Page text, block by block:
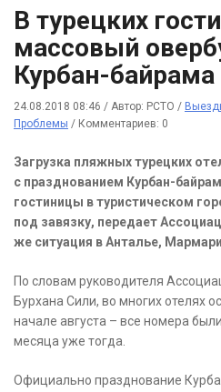
В турецких
массовый
Курбан-байрама
24.08.2018 08:46 / Автор: РСТО /
Проблемы / Комментариев: 0
Загрузка пляжных турецких
с празднованием Курбан-
гостиницы в туристическом
под завязку, передает
же ситуация в Анталье,
По словам руководителя
Бурхана Сили, во многих отелях
начале августа – все номера
месяца уже тогда.
Официально празднование